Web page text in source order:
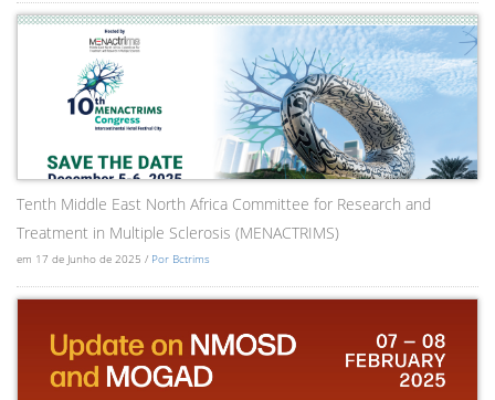
Tenth Middle East North Africa Committee for Research and
Treatment in Multiple Sclerosis (MENACTRIMS)
em 17 de Junho de 2025 / Por Bctrims